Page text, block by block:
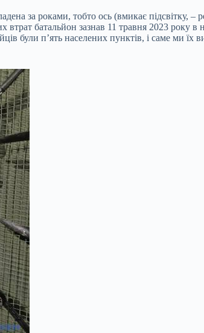
за роками, тобто ось (вмикає
втрат батальйон зазнав 11 травня 2023 року
були п’ять населених пунктів, і саме ми їх